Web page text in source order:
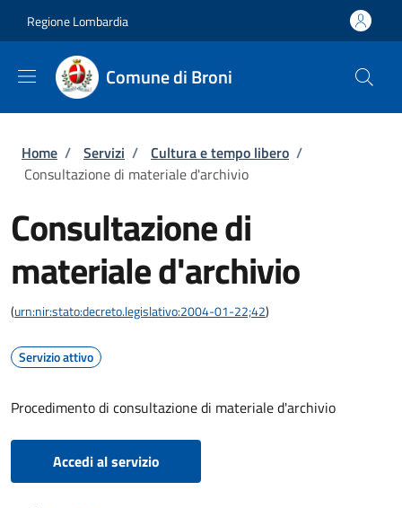
Regione Lombardia
Comune di Broni
Briciole di pane
Home / Servizi / Cultura e tempo libero /
Consultazione di materiale d'archivio
Consultazione di
materiale d'archivio
(urn:nir:stato:decreto.legislativo:2004-01-22;42)
Servizio attivo
Procedimento di consultazione di materiale d'archivio
Accedi al servizio